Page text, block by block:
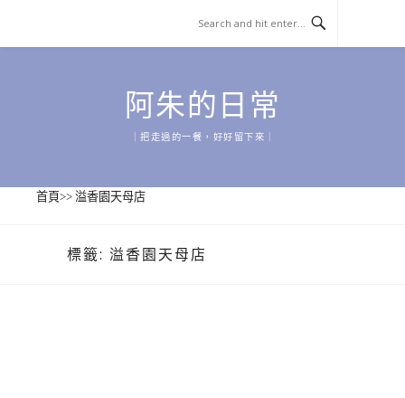
content
阿朱的日常
｜把走過的一餐，好好留下來｜
首頁>> 溢香園天母店
標籤: 溢香園天母店